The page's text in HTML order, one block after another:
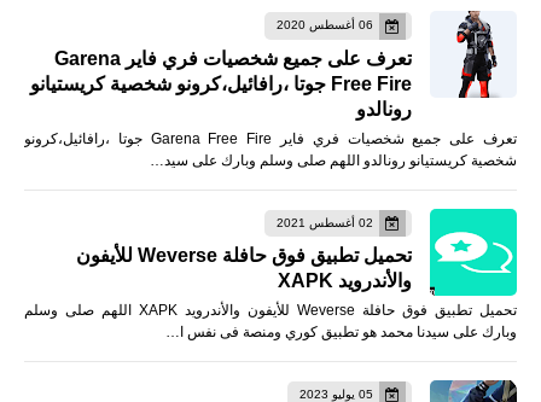
06 أغسطس 2020
تعرف على جميع شخصيات فري فاير Garena
Free Fire جوتا ،رافائيل،كرونو شخصية كريستيانو
رونالدو
تعرف على جميع شخصيات فري فاير Garena Free Fire جوتا ،رافائيل،كرونو
شخصية كريستيانو رونالدو اللهم صلى وسلم وبارك على سيد…
02 أغسطس 2021
تحميل تطبيق فوق حافلة Weverse للأيفون
والأندرويد XAPK
تحميل تطبيق فوق حافلة Weverse للأيفون والأندرويد XAPK اللهم صلى وسلم
وبارك على سيدنا محمد هو تطبيق كوري ومنصة فى نفس ا…
05 يوليو 2023